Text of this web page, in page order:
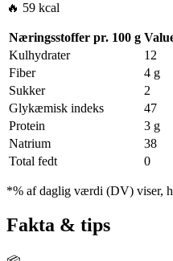
🔥 59 kcal
Næringsstoffer pr. 100 g
Kulhydrater
12
Fiber
4 g
Sukker
2
Glykæmisk indeks
47
Protein
3 g
Natrium
38
Total fedt
0
*% af daglig værdi (DV) viser,
Fakta & tips